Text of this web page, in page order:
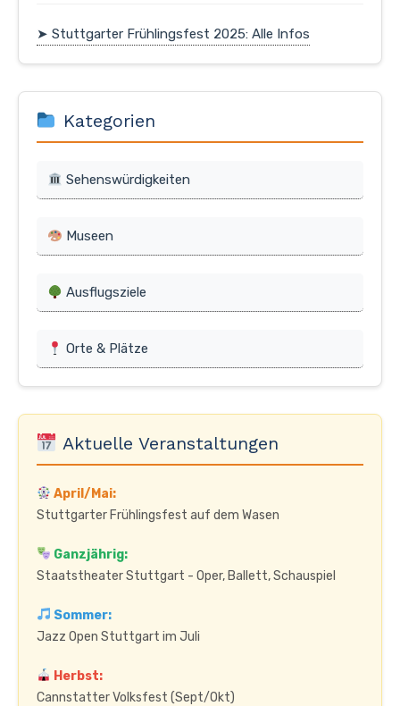
➤ Stuttgarter Frühlingsfest 2025: Alle Infos
Kategorien
Sehenswürdigkeiten
Museen
Ausflugsziele
Orte & Plätze
Aktuelle Veranstaltungen
April/Mai:
Stuttgarter Frühlingsfest auf dem Wasen
Ganzjährig:
Staatstheater Stuttgart - Oper, Ballett, Schauspiel
Sommer:
Jazz Open Stuttgart im Juli
Herbst:
Cannstatter Volksfest (Sept/Okt)